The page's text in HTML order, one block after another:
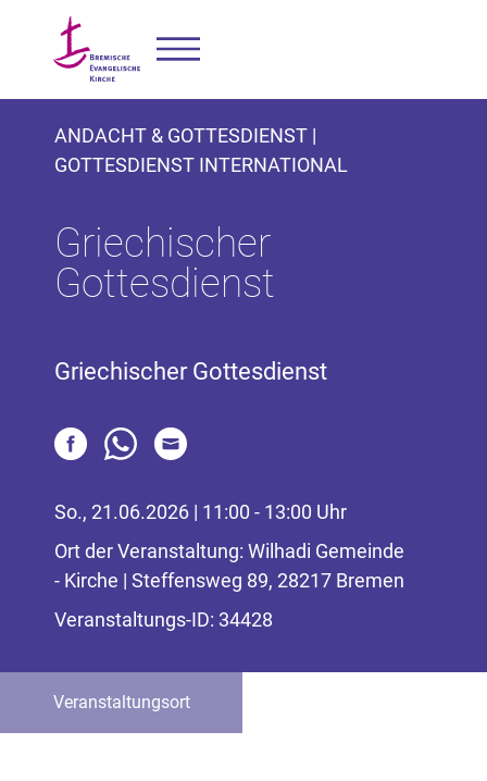
ANDACHT & GOTTESDIENST |
GOTTESDIENST INTERNATIONAL
Griechischer
Gottesdienst
Griechischer Gottesdienst
So., 21.06.2026 | 11:00 - 13:00 Uhr
Ort der Veranstaltung: Wilhadi Gemeinde
- Kirche | Steffensweg 89, 28217 Bremen
Veranstaltungs-ID: 34428
Veranstaltungsort